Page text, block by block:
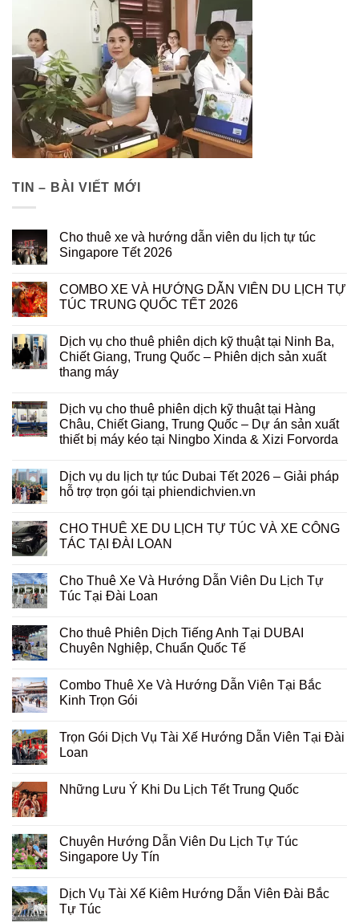
TIN – BÀI VIẾT MỚI
Cho thuê xe và hướng dẫn viên du lịch tự túc
Singapore Tết 2026
COMBO XE VÀ HƯỚNG DẪN VIÊN DU LỊCH TỰ
TÚC TRUNG QUỐC TẾT 2026
Dịch vụ cho thuê phiên dịch kỹ thuật tại Ninh Ba,
Chiết Giang, Trung Quốc – Phiên dịch sản xuất
thang máy
Dịch vụ cho thuê phiên dịch kỹ thuật tại Hàng
Châu, Chiết Giang, Trung Quốc – Dự án sản xuất
thiết bị máy kéo tại Ningbo Xinda & Xizi Forvorda
Dịch vụ du lịch tự túc Dubai Tết 2026 – Giải pháp
hỗ trợ trọn gói tại phiendichvien.vn
CHO THUÊ XE DU LỊCH TỰ TÚC VÀ XE CÔNG
TÁC TẠI ĐÀI LOAN
Cho Thuê Xe Và Hướng Dẫn Viên Du Lịch Tự
Túc Tại Đài Loan
Cho thuê Phiên Dịch Tiếng Anh Tại DUBAI
Chuyên Nghiệp, Chuẩn Quốc Tế
Combo Thuê Xe Và Hướng Dẫn Viên Tại Bắc
Kinh Trọn Gói
Trọn Gói Dịch Vụ Tài Xế Hướng Dẫn Viên Tại Đài
Loan
Những Lưu Ý Khi Du Lịch Tết Trung Quốc
Chuyên Hướng Dẫn Viên Du Lịch Tự Túc
Singapore Uy Tín
Dịch Vụ Tài Xế Kiêm Hướng Dẫn Viên Đài Bắc
Tự Túc